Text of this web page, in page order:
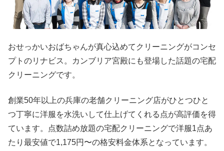
おせっかいおばちゃんが真心込めてクリーニングがコンセ
プトのリナビス。カンブリア宮殿にも登場した話題の宅配
クリーニングです。
創業50年以上の兵庫の老舗クリーニング店がひとつひと
つ丁寧に洋服を水洗いして仕上げてくれる点が高評価を得
ています。点数詰め放題の宅配クリーニングで洋服1点あ
たり最安値で1,175円〜の格安料金体系となっています。